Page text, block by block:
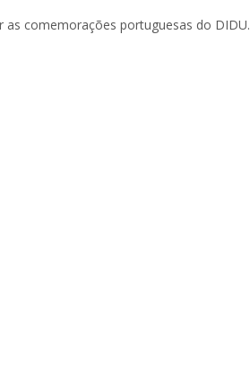
comemorações portuguesas do DIDU.